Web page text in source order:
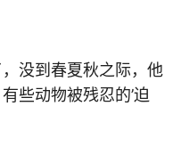
没到春夏秋之际，他
些动物被残忍的’迫